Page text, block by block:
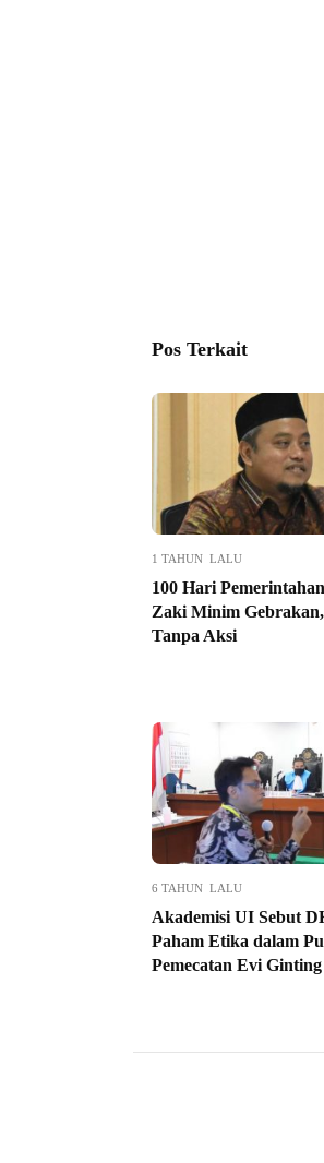
Pos Terkait
1 TAHUN LALU
100 Hari
Zaki Minim
Tanpa Aksi
6 TAHUN LALU
Akademisi UI Sebut
Paham Etika dalam
Pemecatan Evi Ginting